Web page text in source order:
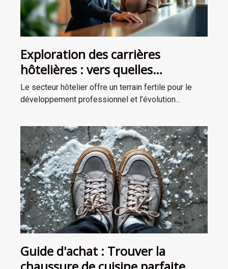
Exploration des carrières
hôtelières : vers quelles
opportunités la réception peut-
elle mener ?
Le secteur hôtelier offre un terrain fertile pour le
développement professionnel et l’évolution...
Guide d'achat : Trouver la